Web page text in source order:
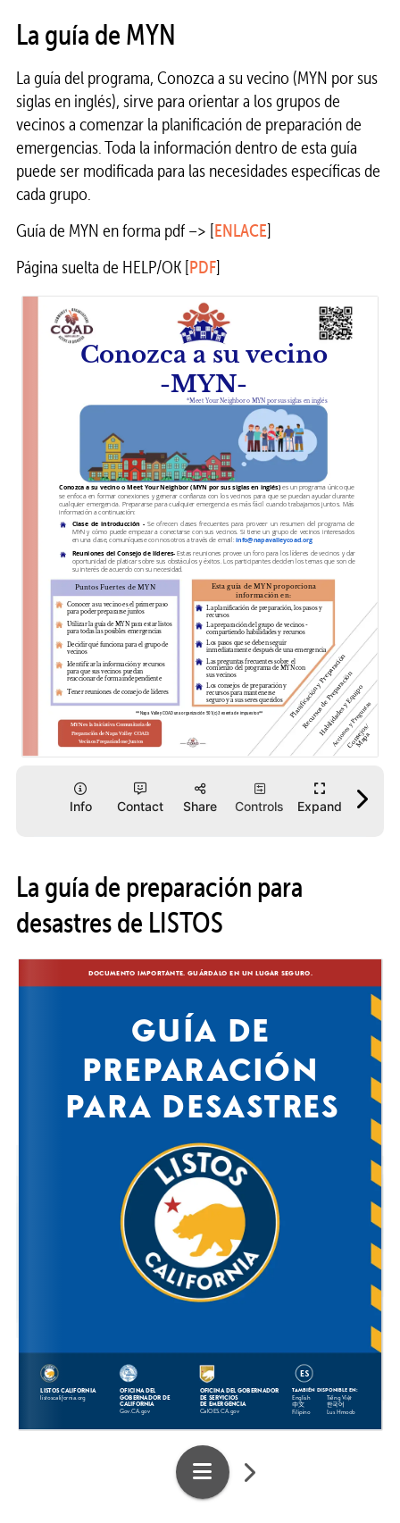
La guía de MYN
La guía del programa, Conozca a su vecino (MYN por sus
siglas en inglés), sirve para orientar a los grupos de
vecinos a comenzar la planificación de preparación de
emergencias. Toda la información dentro de esta guía
puede ser modificada para las necesidades específicas de
cada grupo.
Guía de MYN en forma pdf –> [ENLACE]
Página suelta de HELP/OK [PDF]
La guía de preparación para
desastres de LISTOS